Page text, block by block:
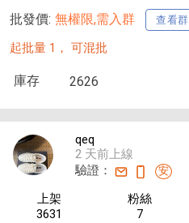
批發價: 無權限,需入群 查看
起批量 1， 可混批
庫存 2626
qeq
2 天前上線
驗證：
安
上架
3631
粉絲
7